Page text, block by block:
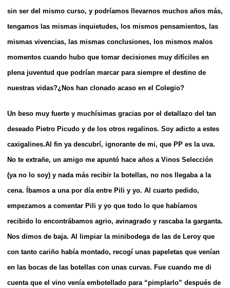
sin ser del mismo curso, y podríamos llevarnos muchos años más,
tengamos las mismas inquietudes, los mismos pensamientos, las
mismas vivencias, las mismas conclusiones, los mismos malos
momentos cuando hubo que tomar decisiones muy difíciles en
plena juventud que podrían marcar para siempre el destino de
nuestras vidas?¿Nos han clonado acaso en el Colegio?
Un beso muy fuerte y muchísimas gracias por el detallazo del tan
deseado Pietro Picudo y de los otros regalinos. Soy adicto a estes
caxigalines.Al fin ya descubrí, ignorante de mi, que PP es la uva.
No te extrañe, un amigo me apuntó hace años a Vinos Selección
(ya no lo soy) y nada más recibir la botellas, no nos llegaba a la
cena. Íbamos a una por día entre Pili y yo. Al cuarto pedido,
empezamos a comentar Pili y yo que todo lo que habíamos
recibido lo encontrábamos agrio, avinagrado y rascaba la garganta.
Nos dimos de baja. Al limpiar la minibodega de las de Leroy que
con tanto cariño había montado, recogí unas papeletas que venían
en las bocas de las botellas con unas curvas. Fue cuando me di
cuenta que el vino venía embotellado para “pimplarlo” después de